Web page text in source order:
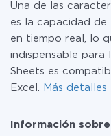
Una de las
es la capacidad
en tiempo real, lo
indispensable para
Sheets es
Excel.
Más detalles
Información sobre